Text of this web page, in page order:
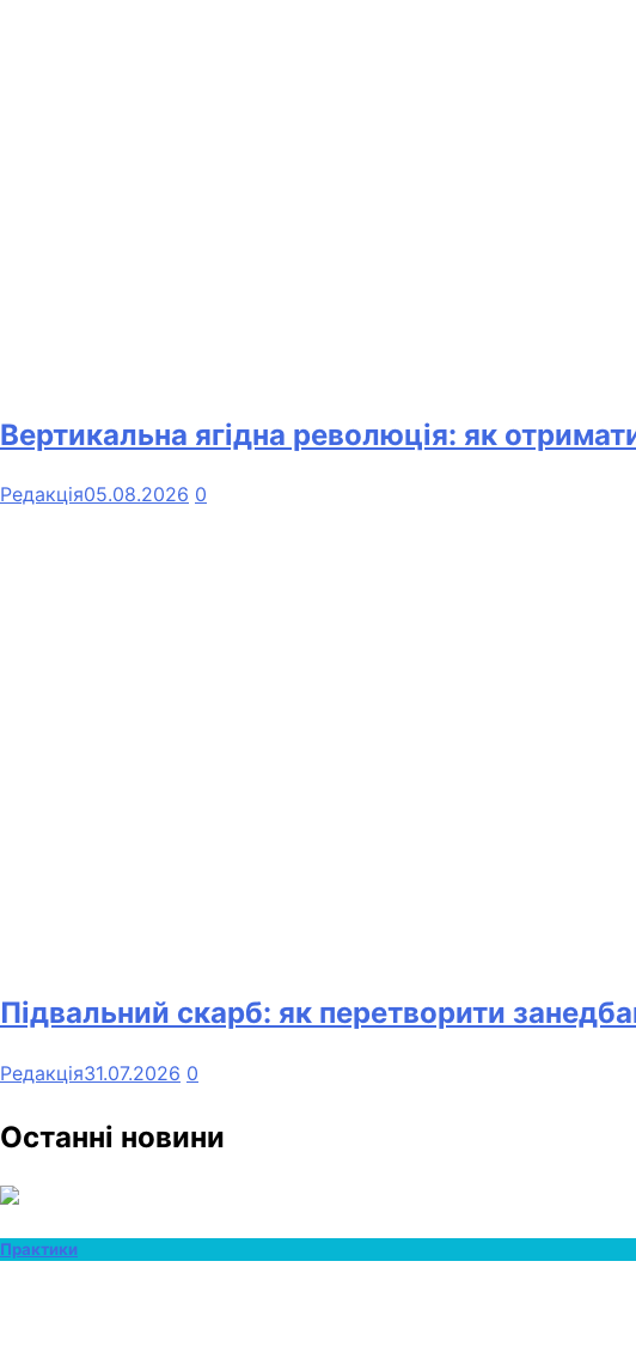
Вертикальна ягідна революція: як
Редакція05.08.2026 0
Підвальний скарб: як перетворити
Редакція31.07.2026 0
Останні новини
Практики